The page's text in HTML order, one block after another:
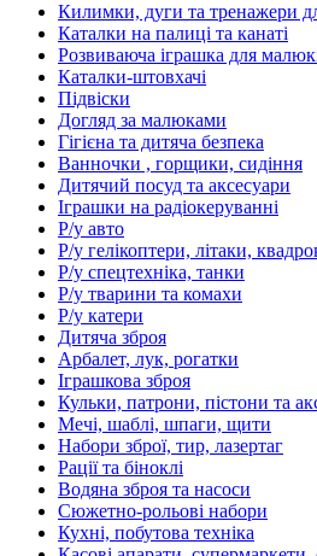
Килимки, дуги та тренажери
Каталки на палиці та канаті
Розвиваюча іграшка для
Каталки-штовхачі
Підвіски
Догляд за малюками
Гігієна та дитяча безпека
Ванночки , горщики, сидіння
Дитячий посуд та аксесуари
Іграшки на радіокеруванні
Р/у авто
Р/у гелікоптери, літаки,
Р/у спецтехніка, танки
Р/у тварини та комахи
Р/у катери
Дитяча зброя
Арбалет, лук, рогатки
Іграшкова зброя
Кульки, патрони, пістони та
Мечі, шаблі, шпаги, щити
Набори зброї, тир, лазертаг
Рації та біноклі
Водяна зброя та насоси
Сюжетно-рольові набори
Кухні, побутова техніка